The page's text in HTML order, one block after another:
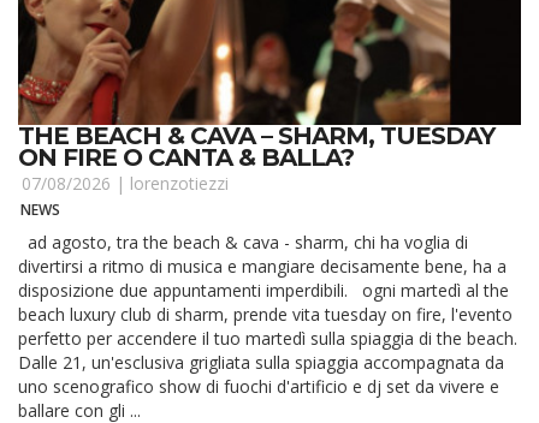
THE BEACH & CAVA – SHARM, TUESDAY
ON FIRE O CANTA & BALLA?
07/08/2026 | lorenzotiezzi
NEWS
ad agosto, tra the beach & cava - sharm, chi ha voglia di
divertirsi a ritmo di musica e mangiare decisamente bene, ha a
disposizione due appuntamenti imperdibili. ogni martedì al the
beach luxury club di sharm, prende vita tuesday on fire, l'evento
perfetto per accendere il tuo martedì sulla spiaggia di the beach.
Dalle 21, un'esclusiva grigliata sulla spiaggia accompagnata da
uno scenografico show di fuochi d'artificio e dj set da vivere e
ballare con gli ...